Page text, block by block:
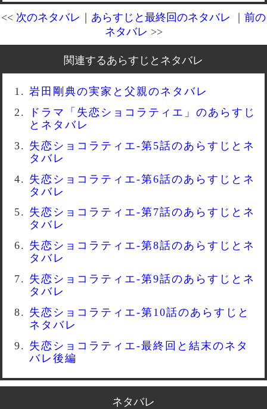
<< 次のネタバレ あらすじと最終回のネタバレ
前の
ネタバレ >>
関連するあらすじとネタバレ
岩田剛典の実家と父親のネタバレ
ドラマ「失恋ショコラティエ」のあらすじ
とネタバレ
失恋ショコラティエ-第5話のあらすじとネ
タバレ
失恋ショコラティエ-第6話のあらすじとネ
タバレ
失恋ショコラティエ-第7話のあらすじとネ
タバレ
失恋ショコラティエ-第8話のあらすじとネ
タバレ
失恋ショコラティエ-第9話のあらすじとネ
タバレ
失恋ショコラティエ-第10話のあらすじと
ネタバレ
失恋ショコラティエ-最終回と結末のネタ
バレ後編
ネタバレ